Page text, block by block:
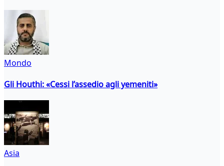
Mondo
Gli Houthi: «Cessi l’assedio agli yemeniti»
Asia